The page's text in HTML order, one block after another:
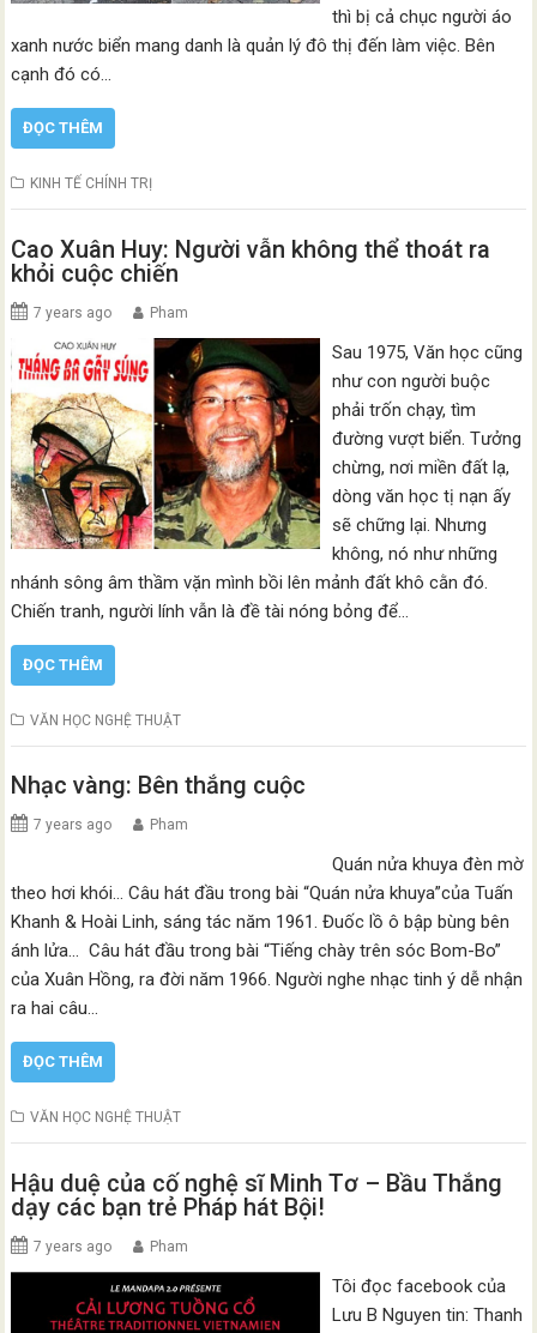
thì bị cả chục người áo
xanh nước biển mang danh là quản lý đô thị đến làm việc. Bên
cạnh đó có…
ĐỌC THÊM
KINH TẾ CHÍNH TRỊ
Cao Xuân Huy: Người vẫn không thể thoát ra
khỏi cuộc chiến
7 years ago Pham
Sau 1975, Văn học cũng
như con người buộc
phải trốn chạy, tìm
đường vượt biển. Tưởng
chừng, nơi miền đất lạ,
dòng văn học tị nạn ấy
sẽ chững lại. Nhưng
không, nó như những
nhánh sông âm thầm vặn mình bồi lên mảnh đất khô cằn đó.
Chiến tranh, người lính vẫn là đề tài nóng bỏng để…
ĐỌC THÊM
VĂN HỌC NGHỆ THUẬT
Nhạc vàng: Bên thắng cuộc
7 years ago Pham
Quán nửa khuya đèn mờ
theo hơi khói… Câu hát đầu trong bài “Quán nửa khuya”của Tuấn
Khanh & Hoài Linh, sáng tác năm 1961. Đuốc lồ ô bập bùng bên
ánh lửa… Câu hát đầu trong bài “Tiếng chày trên sóc Bom-Bo”
của Xuân Hồng, ra đời năm 1966. Người nghe nhạc tinh ý dễ nhận
ra hai câu…
ĐỌC THÊM
VĂN HỌC NGHỆ THUẬT
Hậu duệ của cố nghệ sĩ Minh Tơ – Bầu Thắng
dạy các bạn trẻ Pháp hát Bội!
7 years ago Pham
Tôi đọc facebook của
Lưu B Nguyen tin: Thanh